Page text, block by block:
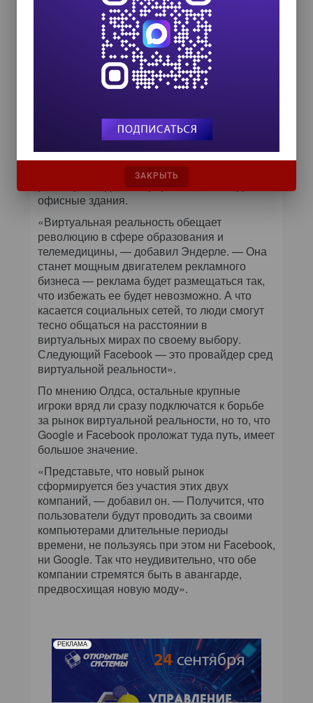
у вас появляются возможности, равных
которым раньше попросту не было».
В сфере бизнеса благодаря виртуальной
реальности командировки частично можно
было бы заменить телесовещаниями,
помещении. Торговые агенты могли бы с
помощью виртуальной реальности
устраивать для потенциальных клиентов
осмотры в симулированных средах, а
риелторы — демонстрировать жилые дома и
офисные здания.
«Виртуальная реальность обещает
революцию в сфере образования и
телемедицины, — добавил Эндерле. — Она
станет мощным двигателем рекламного
бизнеса — реклама будет размещаться так,
что избежать ее будет невозможно. А что
касается социальных сетей, то люди смогут
тесно общаться на расстоянии в
виртуальных мирах по своему выбору.
Следующий Facebook — это провайдер сред
виртуальной реальности».
По мнению Олдса, остальные крупные
игроки вряд ли сразу подключатся к борьбе
за рынок виртуальной реальности, но то, что
Google и Facebook проложат туда путь, имеет
большое значение.
«Представьте, что новый рынок
сформируется без участия этих двух
компаний, — добавил он. — Получится, что
пользователи будут проводить за своими
компьютерами длительные периоды
времени, не пользуясь при этом ни Facebook,
ни Google. Так что неудивительно, что обе
компании стремятся быть в авангарде,
предвосхищая новую моду».
РЕКЛАМА
ЗАКРЫТЬ